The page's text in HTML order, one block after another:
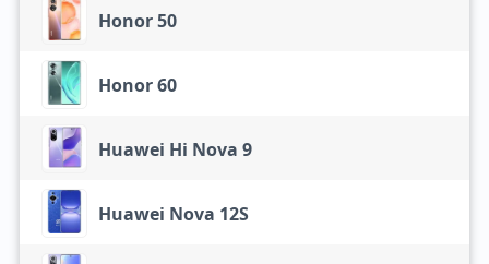
Honor 50
Honor 60
Huawei Hi Nova 9
Huawei Nova 12S